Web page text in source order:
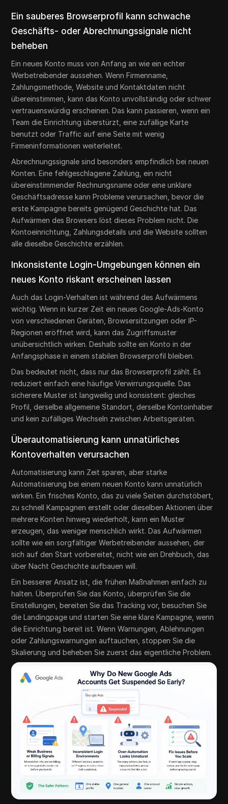
Ein sauberes Browserprofil kann schwache
Geschäfts- oder Abrechnungssignale nicht
beheben
Ein neues Konto muss von Anfang an wie ein echter
Werbetreibender aussehen. Wenn Firmenname,
Zahlungsmethode, Website und Kontaktdaten nicht
übereinstimmen, kann das Konto unvollständig oder schwer
vertrauenswürdig erscheinen. Das kann passieren, wenn ein
Team die Einrichtung überstürzt, eine zufällige Karte
benutzt oder Traffic auf eine Seite mit wenig
Firmeninformationen weiterleitet.
Abrechnungssignale sind besonders empfindlich bei neuen
Konten. Eine fehlgeschlagene Zahlung, ein nicht
übereinstimmender Rechnungsname oder eine unklare
Geschäftsadresse kann Probleme verursachen, bevor die
erste Kampagne bereits genügend Geschichte hat. Das
Aufwärmen des Browsers löst dieses Problem nicht. Die
Kontoeinrichtung, Zahlungsdetails und die Website sollten
alle dieselbe Geschichte erzählen.
Inkonsistente Login-Umgebungen können ein
neues Konto riskant erscheinen lassen
Auch das Login-Verhalten ist während des Aufwärmens
wichtig. Wenn in kurzer Zeit ein neues Google-Ads-Konto
von verschiedenen Geräten, Browsersitzungen oder IP-
Regionen eröffnet wird, kann das Zugriffsmuster
unübersichtlich wirken. Deshalb sollte ein Konto in der
Anfangsphase in einem stabilen Browserprofil bleiben.
Das bedeutet nicht, dass nur das Browserprofil zählt. Es
reduziert einfach eine häufige Verwirrungsquelle. Das
sicherere Muster ist langweilig und konsistent: gleiches
Profil, derselbe allgemeine Standort, derselbe Kontoinhaber
und kein zufälliges Wechseln zwischen Arbeitsgeräten.
Überautomatisierung kann unnatürliches
Kontoverhalten verursachen
Automatisierung kann Zeit sparen, aber starke
Automatisierung bei einem neuen Konto kann unnatürlich
wirken. Ein frisches Konto, das zu viele Seiten durchstöbert,
zu schnell Kampagnen erstellt oder dieselben Aktionen über
mehrere Konten hinweg wiederholt, kann ein Muster
erzeugen, das weniger menschlich wirkt. Das Aufwärmen
sollte wie ein sorgfältiger Werbetreibender aussehen, der
sich auf den Start vorbereitet, nicht wie ein Drehbuch, das
über Nacht Geschichte aufbauen will.
Ein besserer Ansatz ist, die frühen Maßnahmen einfach zu
halten. Überprüfen Sie das Konto, überprüfen Sie die
Einstellungen, bereiten Sie das Tracking vor, besuchen Sie
die Landingpage und starten Sie eine klare Kampagne, wenn
die Einrichtung bereit ist. Wenn Warnungen, Ablehnungen
oder Zahlungswarnungen auftauchen, stoppen Sie die
Skalierung und beheben Sie zuerst das eigentliche Problem.